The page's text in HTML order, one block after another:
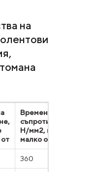
на
Временно
съпротивление,
Н/мм2, не по-
малко от
360